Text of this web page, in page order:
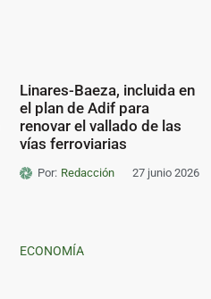
Linares-Baeza, incluida en
el plan de Adif para
renovar el vallado de las
vías ferroviarias
Por: Redacción 27 junio 2026
ECONOMÍA